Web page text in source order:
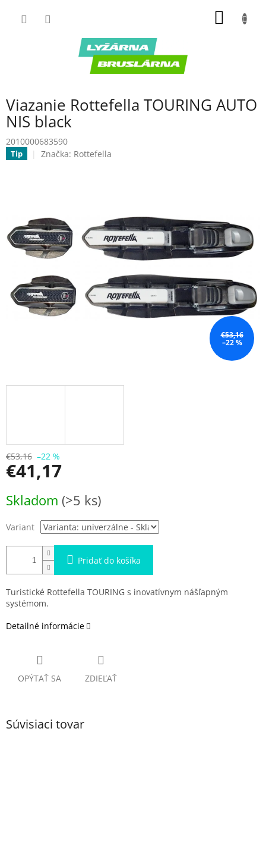
Viazanie Rottefella TOURING AUTO
NIS black
2010000683590
Tip Značka: Rottefella
€53,16
–22 %
€53,16 –22 %
€41,17
cena:
Skladom (>5 ks)
Variant
Pridať do košíka
Turistické Rottefella TOURING s inovatívnym nášľapným
systémom.
Detailné informácie
OPÝTAŤ SA ZDIEĽAŤ
Súvisiaci tovar